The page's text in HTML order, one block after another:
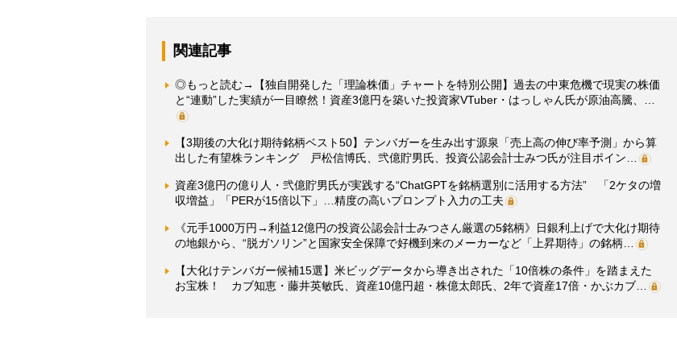
関連記事
◎もっと読む→【独自開発した「理論株価」チャートを特別公開】過去の中東危機で現実の株価
と“連動”した実績が一目瞭然！資産3億円を築いた投資家VTuber・はっしゃん氏が原油高騰、…
【3期後の大化け期待銘柄ベスト50】テンバガーを生み出す源泉「売上高の伸び率予測」から算
出した有望株ランキング 戸松信博氏、弐億貯男氏、投資公認会計士みつ氏が注目ポイン…
資産3億円の億り人・弐億貯男氏が実践する“ChatGPTを銘柄選別に活用する方法” 「2ケタの増
収増益」「PERが15倍以下」…精度の高いプロンプト入力の工夫
《元手1000万円→利益12億円の投資公認会計士みつさん厳選の5銘柄》日銀利上げで大化け期待
の地銀から、“脱ガソリン”と国家安全保障で好機到来のメーカーなど「上昇期待」の銘柄…
【大化けテンバガー候補15選】米ビッグデータから導き出された「10倍株の条件」を踏まえた
お宝株！ カブ知恵・藤井英敏氏、資産10億円超・株億太郎氏、2年で資産17倍・かぶカブ…